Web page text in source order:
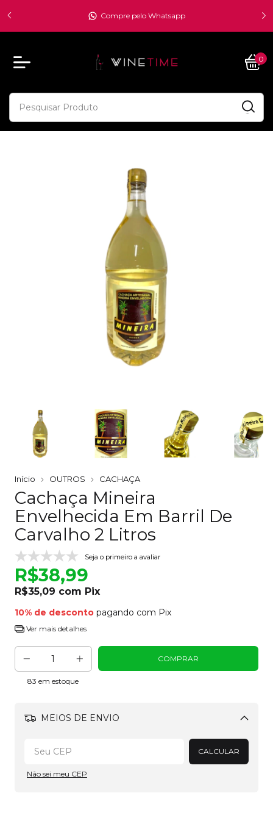
-
Compre pelo Whatsapp
0
Início OUTROS CACHAÇA
Cachaça Mineira
Envelhecida Em Barril De
Carvalho 2 Litros
Seja o primeiro a avaliar
R$38,99
R$35,09 com Pix
10% de desconto pagando com Pix
Ver mais detalhes
83 em estoque
MEIOS DE ENVIO
Alterar CEP
CALCULAR
Não sei meu CEP